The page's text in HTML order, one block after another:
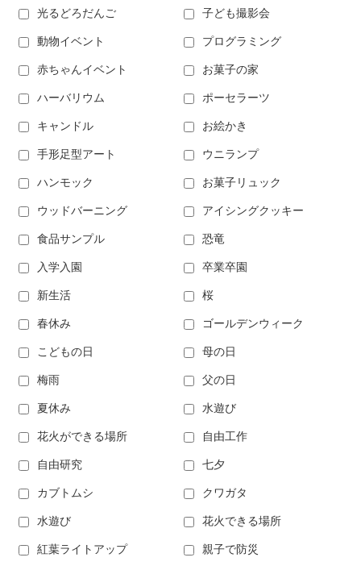
光るどろだんご 子ども撮影会
動物イベント プログラミング
赤ちゃんイベント お菓子の家
ハーバリウム ポーセラーツ
キャンドル お絵かき
手形足型アート ウニランプ
ハンモック お菓子リュック
ウッドバーニング アイシングクッキー
食品サンプル 恐竜
入学入園 卒業卒園
新生活 桜
春休み ゴールデンウィーク
こどもの日 母の日
梅雨 父の日
夏休み 水遊び
花火ができる場所 自由工作
自由研究 七夕
カブトムシ クワガタ
水遊び 花火できる場所
紅葉ライトアップ 親子で防災